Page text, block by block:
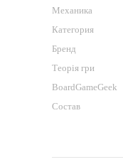
Механика
Категория
Бренд
Теорія гри
BoardGameGeek
Состав